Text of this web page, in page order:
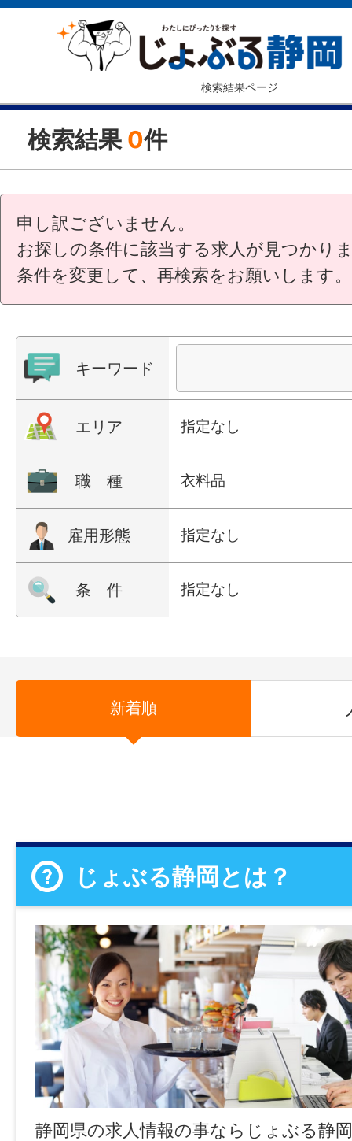
検索結果ページ
検索結果 0件
申し訳ございません。
お探しの条件に該当する求人が見つかり
条件を変更して、再検索をお願いします。
キーワード
エリア 指定なし
職 種 衣料品
雇用形態 指定なし
条 件 指定なし
新着順
じょぶる静岡とは？
静岡県の求人情報の事ならじょぶる静